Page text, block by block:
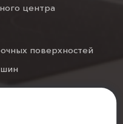
центра
поверхностей